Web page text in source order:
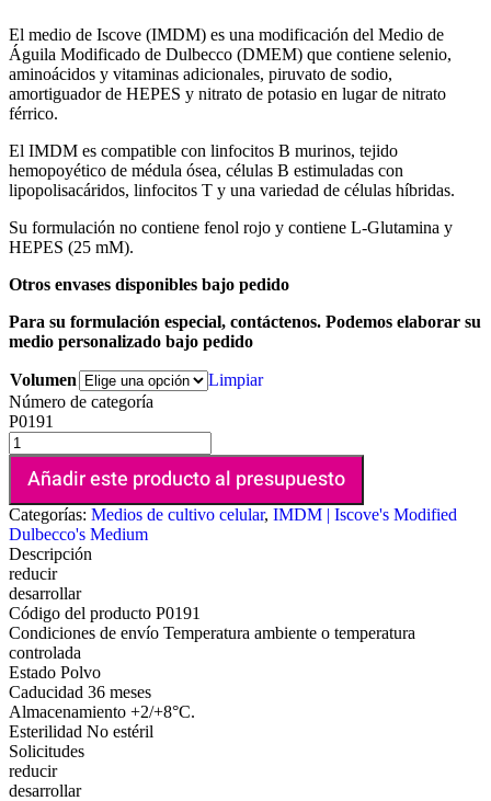
El medio de Iscove (IMDM) es una modificación del Medio de
Águila Modificado de Dulbecco (DMEM) que contiene selenio,
aminoácidos y vitaminas adicionales, piruvato de sodio,
amortiguador de HEPES y nitrato de potasio en lugar de nitrato
férrico.
El IMDM es compatible con linfocitos B murinos, tejido
hemopoyético de médula ósea, células B estimuladas con
lipopolisacáridos, linfocitos T y una variedad de células híbridas.
Su formulación no contiene fenol rojo y contiene L-Glutamina y
HEPES (25 mM).
Otros envases disponibles bajo pedido
Para su formulación especial, contáctenos. Podemos elaborar su
medio personalizado bajo pedido
Volumen
Limpiar
Número de categoría
P0191
Añadir este producto al presupuesto
Categorías: Medios de cultivo celular, IMDM | Iscove's Modified
Dulbecco's Medium
Descripción
reducir
desarrollar
Código del producto P0191
Condiciones de envío Temperatura ambiente o temperatura
controlada
Estado Polvo
Caducidad 36 meses
Almacenamiento +2/+8°C.
Esterilidad No estéril
Solicitudes
reducir
desarrollar